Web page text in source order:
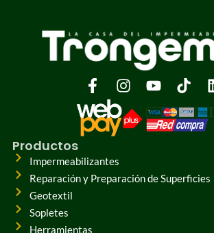
Productos
Impermeabilizantes
Reparación y Preparación de Superficies
Geotextil
Sopletes
Herramientas